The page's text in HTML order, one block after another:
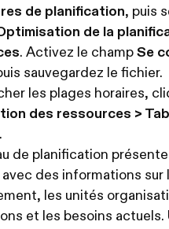
de planification, puis
de la
. Activez le champSe
sauvegardez le fichier.
les plages horaires,
des ressources >
.
de planification
des informations sur
les unités
et les besoins actuels.